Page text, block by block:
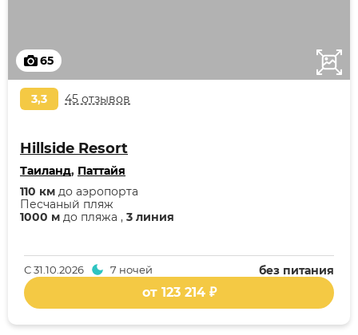
65
3,3 45 отзывов
Hillside Resort
Таиланд, Паттайя
1000 м до пляжа , 3 линия
Песчаный пляж
110 км до аэропорта
без питания
С31.10.2026 7 ночей
от 123 214 ₽